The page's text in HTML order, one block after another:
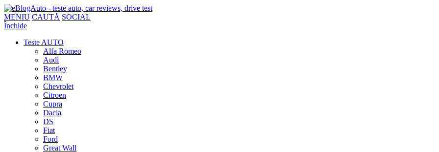
MENIU CAUTĂ SOCIAL
Închide
Teste AUTO
Alfa Romeo
Audi
Bentley
BMW
Chevrolet
Citroen
Cupra
Dacia
DS
Fiat
Ford
Great Wall